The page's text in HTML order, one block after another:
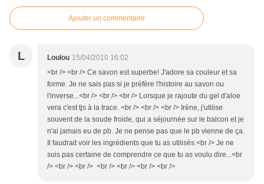
Ajouter un commentaire
L Loulou 15/04/2010 16:02
<br /> <br /> Ce savon est superbe! J'adore sa couleur et sa
forme. Je ne sais pas si je préfère l'histoire au savon ou
l'inverse...<br /> <br /> <br /> Lorsque je rajoute du gel d'aloe
vera c'est tjs à la trace. <br /> <br /> <br /> Irène, j'utilise
souvent de la soude froide, qui a séjournée sur le balcon et je
n'ai jamais eu de pb. Je ne pense pas que le pb vienne de ça.
Il faudrait voir les ingrédients que tu as utilisés.<br /> Je ne
suis pas certaine de comprendre ce que tu as voulu dire...<br
/> <br /> <br /> <br /> <br /> <br /> <br />